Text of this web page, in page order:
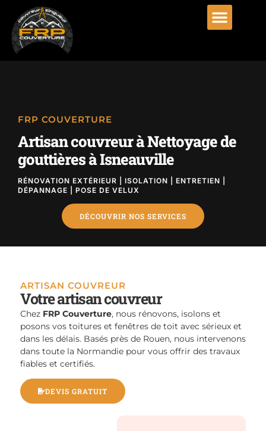
FRP COUVERTURE
Artisan couvreur à Nettoyage de
gouttières à Isneauville
RÉNOVATION EXTÉRIEUR | ISOLATION | ENTRETIEN |
DÉPANNAGE | POSE DE VELUX
DÉCOUVRIR NOS SERVICES
ARTISAN COUVREUR
Votre artisan couvreur
Chez FRP Couverture, nous rénovons, isolons et
posons vos toitures et fenêtres de toit avec sérieux et
dans les délais. Basés près de Rouen, nous intervenons
dans toute la Normandie pour vous offrir des travaux
fiables et certifiés.
DEVIS GRATUIT